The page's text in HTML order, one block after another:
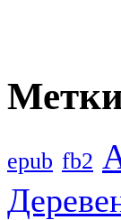
epub fb2